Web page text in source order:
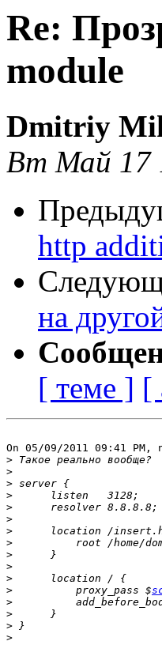
Re:
module
Dmitriy
Вт Май 17
http
на
[ теме ] [
On 05/09/2011 09:41
>
>
>
>
>
>
>
>
>
>
>
>
          proxy_pass $
>
>
>
>